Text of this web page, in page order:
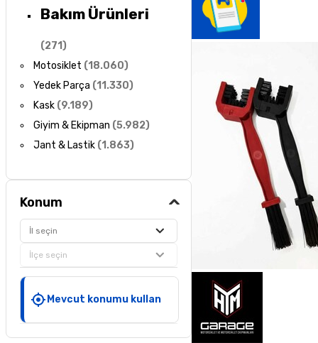
Bakım Ürünleri
(271)
Motosiklet (18.060)
Yedek Parça (11.330)
Kask (9.189)
Giyim & Ekipman (5.982)
Jant & Lastik (1.863)
Konum
İl seçin
İlçe seçin
Mevcut konumu kullan